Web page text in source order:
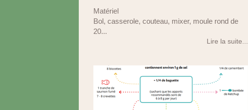
Matériel
Bol, casserole, couteau, mixer, moule rond de
20...
Lire la suite...